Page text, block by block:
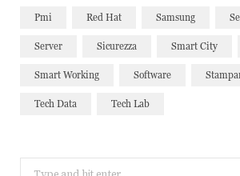
Pmi Red Hat Samsung
Server Sicurezza Smart City
Smart Working Software
Tech Data Tech Lab